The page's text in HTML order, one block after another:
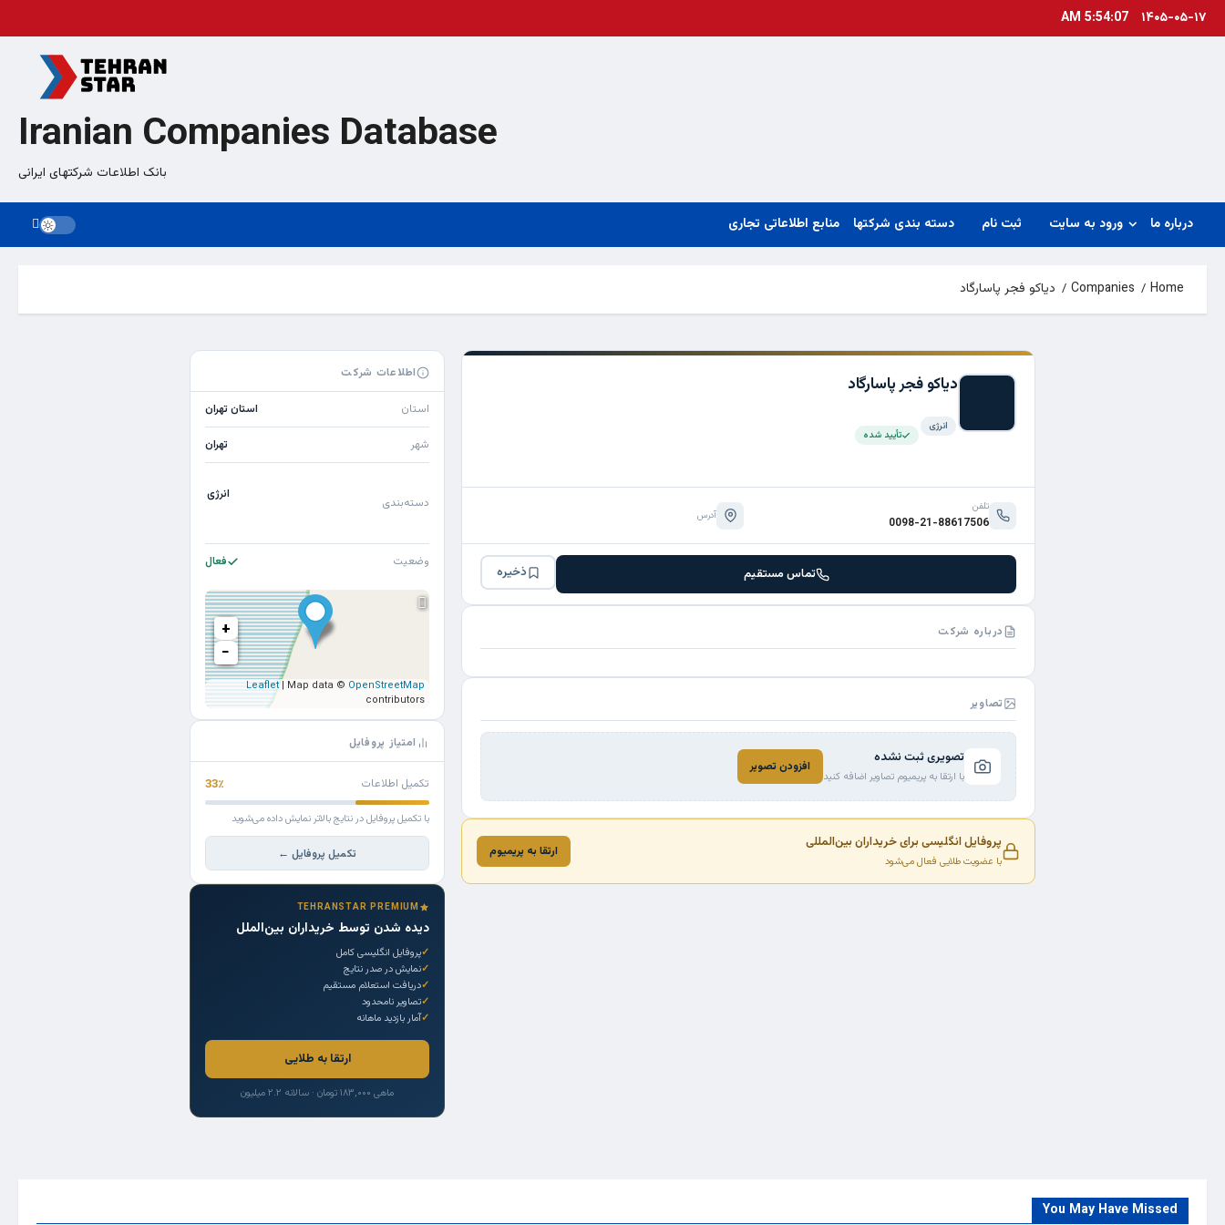
Skip۱۴۰۵-۰۵-۱۷ 5:54:08 AM
Iranian Companies Database
بانک اطلاعات شرکتهای ایرانی
درباره ما ورود به سایت ثبت نام دسته بندی شرکتها منابع اطلاعاتی تجاری
Home
Companies دیاکو فجر پاسارگاد
دیاکو فجر پاسارگاد
انرژی
تأیید شده
تلفن
0098-21-88617506 آدرس
تماس مستقیم ذخیره
درباره شرکت
تصاویر
تصویری ثبت نشده
با ارتقا به پریمیوم تصاویر اضافه کنید
افزودن تصویر
پروفایل انگلیسی برای خریداران بین‌المللی
با عضویت طلایی فعال می‌شود
ارتقا به پریمیوم
اطلاعات شرکت
استان استان تهران
شهر تهران
دسته‌بندی
انرژی
وضعیت فعال
+
−
Leaflet| Map data © OpenStreetMap
contributors
امتیاز پروفایل
تکمیل اطلاعات 33٪
با تکمیل پروفایل در نتایج بالاتر نمایش داده می‌شوید
تکمیل پروفایل ←
TEHRANSTAR PREMIUM
دیده شدن توسط خریداران بین‌الملل
پروفایل انگلیسی کامل
نمایش در صدر نتایج
دریافت استعلام مستقیم
تصاویر نامحدود
آمار بازدید ماهانه
ارتقا به طلایی
ماهی ۱۸۳,۰۰۰ تومان · سالانه ۲.۲ میلیون
You May Have Missed